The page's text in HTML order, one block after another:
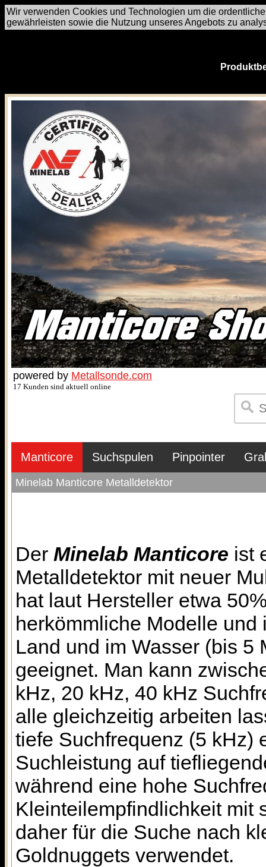
Wir verwenden Cookies und Technologien um die
gewährleisten sowie die Nutzung unseres Angebots zu
powered by Metallsonde.com
17 Kunden sind aktuell online
Manticore Suchspulen Pinpointer
Minelab Manticore Metalldetektor
Der Minelab Manticore ist
Metalldetektor mit neuer
hat laut Hersteller etwa
herkömmliche Modelle und
Land und im Wasser (bis 5
geeignet. Man kann
kHz, 20 kHz, 40 kHz
alle gleichzeitig arbeiten
tiefe Suchfrequenz (5 kHz)
Suchleistung auf
während eine hohe
Kleinteilempfindlichkeit mit
daher für die Suche nach
Goldnuggets verwendet.